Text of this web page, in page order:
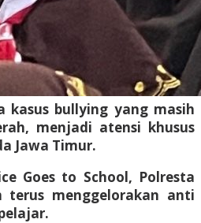
kasus bullying yang masih
menjadi atensi khusus
Jawa Timur.
Goes to School, Polresta
terus menggelorakan anti